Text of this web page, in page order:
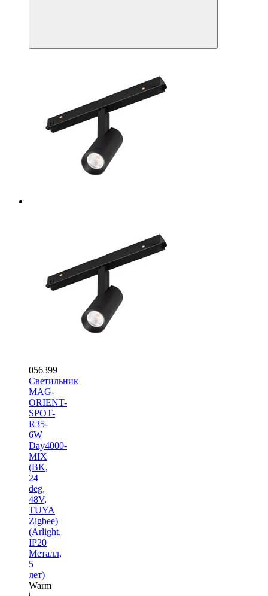
056399
Светильник
MAG-
ORIENT-
SPOT-
R35-
6W
Day4000-
MIX
(BK,
24
deg,
48V,
TUYA
Zigbee)
(Arlight,
IP20
Металл,
5
лет)
Warm